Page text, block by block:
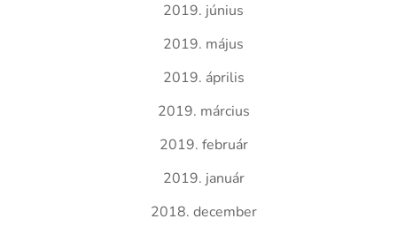
2019. június
2019. május
2019. április
2019. március
2019. február
2019. január
2018. december